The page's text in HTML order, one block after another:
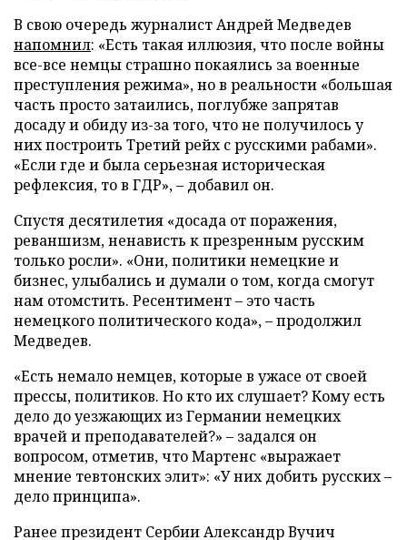
В свою очередь журналист Андрей Медведев
напомнил: «Есть такая иллюзия, что после войны
все-все немцы страшно покаялись за военные
преступления режима», но в реальности «большая
часть просто затаились, поглубже запрятав
досаду и обиду из-за того, что не получилось у
них построить Третий рейх с русскими рабами».
«Если где и была серьезная историческая
рефлексия, то в ГДР», – добавил он.
Спустя десятилетия «досада от поражения,
реваншизм, ненависть к презренным русским
только росли». «Они, политики немецкие и
бизнес, улыбались и думали о том, когда смогут
нам отомстить. Ресентимент – это часть
немецкого политического кода», – продолжил
Медведев.
«Есть немало немцев, которые в ужасе от своей
прессы, политиков. Но кто их слушает? Кому есть
дело до уезжающих из Германии немецких
врачей и преподавателей?» – задался он
вопросом, отметив, что Мартенс «выражает
мнение тевтонских элит»: «У них добить русских –
дело принципа».
Ранее президент Сербии Александр Вучич